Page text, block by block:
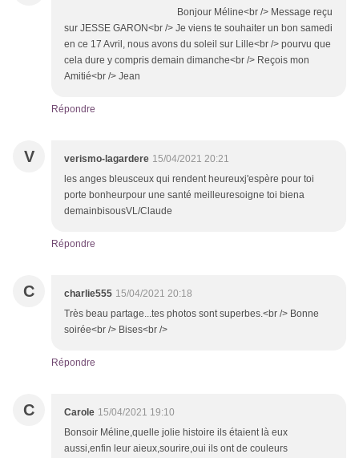
Bonjour Méline<br /> Message reçu
sur JESSE GARON<br /> Je viens te souhaiter un bon samedi
en ce 17 Avril, nous avons du soleil sur Lille<br /> pourvu que
cela dure y compris demain dimanche<br /> Reçois mon
Amitié<br /> Jean
Répondre
V verismo-lagardere 15/04/2021 20:21
les anges bleusceux qui rendent heureuxj'espère pour toi
porte bonheurpour une santé meilleuresoigne toi biena
demainbisousVL/Claude
Répondre
C charlie555 15/04/2021 20:18
Très beau partage...tes photos sont superbes.<br /> Bonne
soirée<br /> Bises<br />
Répondre
C Carole 15/04/2021 19:10
Bonsoir Méline,quelle jolie histoire ils étaient là eux
aussi,enfin leur aieux,sourire,oui ils ont de couleurs